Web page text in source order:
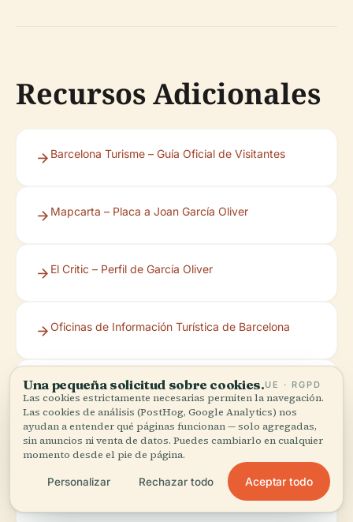
Recursos Adicionales
Barcelona Turisme – Guía Oficial de Visitantes
Mapcarta – Placa a Joan García Oliver
El Critic – Perfil de García Oliver
Oficinas de Información Turística de Barcelona
Barcelona Memory
Enjoy Your Travel – Etiqueta Cultural en Barcelona
My Space Barcelona – Etiqueta Cultural
Una pequeña solicitud sobre cookies.UE · RGPD
Las cookies estrictamente necesarias permiten la navegación.
Las cookies de análisis (PostHog, Google Analytics) nos
ayudan a entender qué páginas funcionan — solo agregadas,
sin anuncios ni venta de datos. Puedes cambiarlo en cualquier
momento desde el pie de página.
Personalizar Rechazar todo Aceptar todo